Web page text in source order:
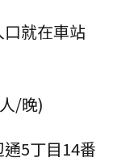
就在車站
/晚)
5丁目14番